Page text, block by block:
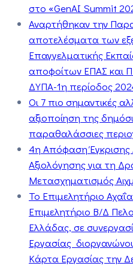
στο «GenAI Summit
Αναρτήθηκαν την
αποτελέσματα των
Επαγγελματικής
αποφοίτων ΕΠΑΣ και
ΔΥΠΑ-1η περίοδος
Οι 7 πιο σημαντικές
αξιοποίηση της
παραθαλάσσιες
4η Απόφαση
Αξιολόγησης για τη
Μετασχηματισμός
Το Επιμελητήριο
Επιμελητήριο Β/Δ
Ελλάδας, σε
Εργασίας
Κάρτα Εργασίας την